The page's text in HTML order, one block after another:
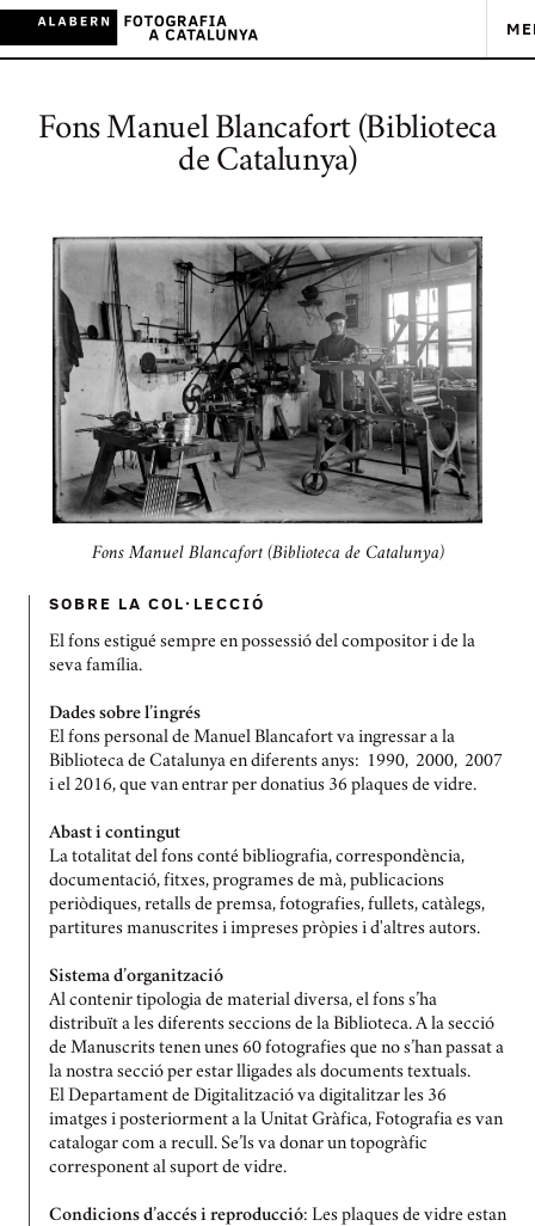
Fons Manuel Blancafort (Biblioteca
de Catalunya)
Fons Manuel Blancafort (Biblioteca de Catalunya)
SOBRE LA COL·LECCIÓ
El fons estigué sempre en possessió del compositor i de la
seva família.
Dades sobre l’ingrés
El fons personal de Manuel Blancafort va ingressar a la
Biblioteca de Catalunya en diferents anys: 1990, 2000, 2007
i el 2016, que van entrar per donatius 36 plaques de vidre.
Abast i contingut
La totalitat del fons conté bibliografia, correspondència,
documentació, fitxes, programes de mà, publicacions
periòdiques, retalls de premsa, fotografies, fullets, catàlegs,
partitures manuscrites i impreses pròpies i d'altres autors.
Sistema d’organització
Al contenir tipologia de material diversa, el fons s’ha
distribuït a les diferents seccions de la Biblioteca. A la secció
de Manuscrits tenen unes 60 fotografies que no s’han passat a
la nostra secció per estar lligades als documents textuals.
El Departament de Digitalització va digitalitzar les 36
imatges i posteriorment a la Unitat Gràfica, Fotografia es van
catalogar com a recull. Se’ls va donar un topogràfic
corresponent al suport de vidre.
Condicions d’accés i reproducció: Les plaques de vidre estan